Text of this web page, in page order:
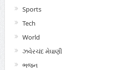
Sports
Tech
World
ઝવેરચંદ મેઘાણી
ભજન